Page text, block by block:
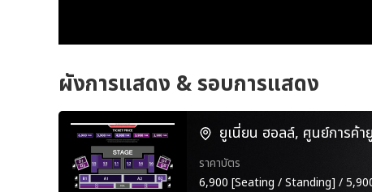
ผังการแสดง & รอบการแสดง
ยูเนี่ยน ฮอลล์, ศูนย์การค้
ราคาบัตร
6,900 [Seating / Standing] /